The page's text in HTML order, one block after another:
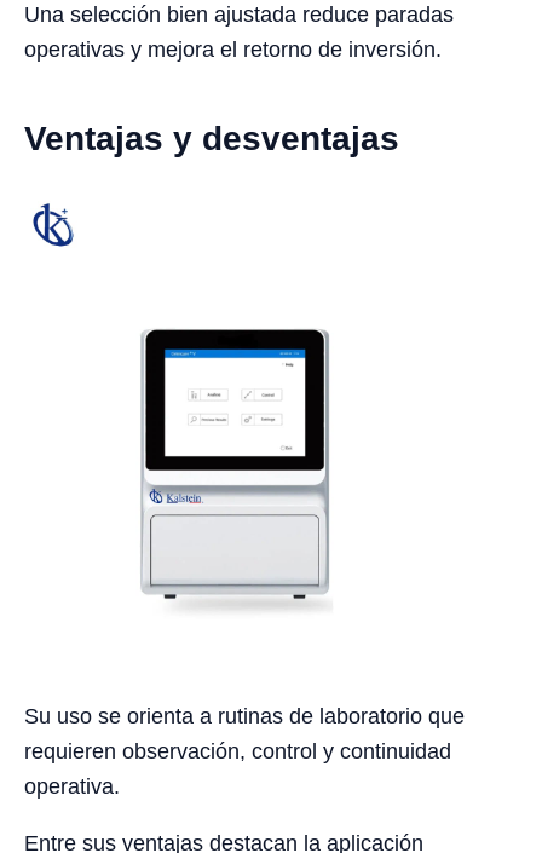
Una selección bien ajustada reduce paradas
operativas y mejora el retorno de inversión.
Ventajas y desventajas
Su uso se orienta a rutinas de laboratorio que
requieren observación, control y continuidad
operativa.
Entre sus ventajas destacan la aplicación